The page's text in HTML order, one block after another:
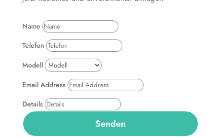
Name
Telefon
Modell
Email Address
Details
Senden